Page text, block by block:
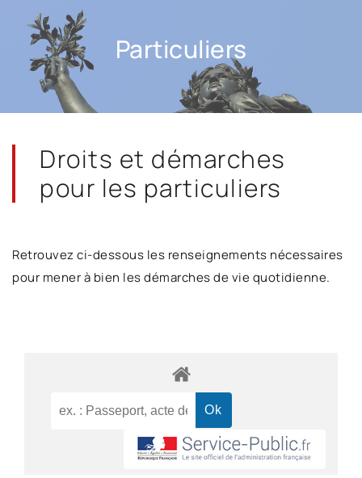
Particuliers
Droits et démarches
pour les particuliers
Retrouvez ci-dessous les renseignements nécessaires
pour mener à bien les démarches de vie quotidienne.